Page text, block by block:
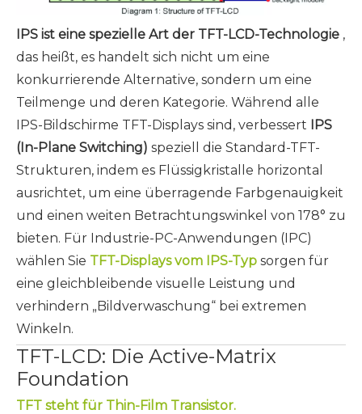
IPS ist eine spezielle Art der TFT-LCD-Technologie ,
das heißt, es handelt sich nicht um eine
konkurrierende Alternative, sondern um eine
Teilmenge und deren Kategorie. Während alle
IPS-Bildschirme TFT-Displays sind, verbessert IPS
(In-Plane Switching) speziell die Standard-TFT-
Strukturen, indem es Flüssigkristalle horizontal
ausrichtet, um eine überragende Farbgenauigkeit
und einen weiten Betrachtungswinkel von 178° zu
bieten. Für Industrie-PC-Anwendungen (IPC)
wählen Sie TFT-Displays vom IPS-Typ sorgen für
eine gleichbleibende visuelle Leistung und
verhindern „Bildverwaschung“ bei extremen
Winkeln.
TFT-LCD: Die Active-Matrix
Foundation
TFT steht für Thin-Film Transistor.